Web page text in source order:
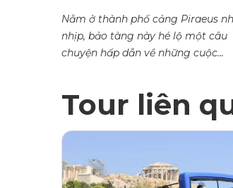
Nằm ở thành phố cảng Piraeus
nhịp, bảo tàng này hé lộ một câu
chuyện hấp dẫn về những cuộc...
Tour liên